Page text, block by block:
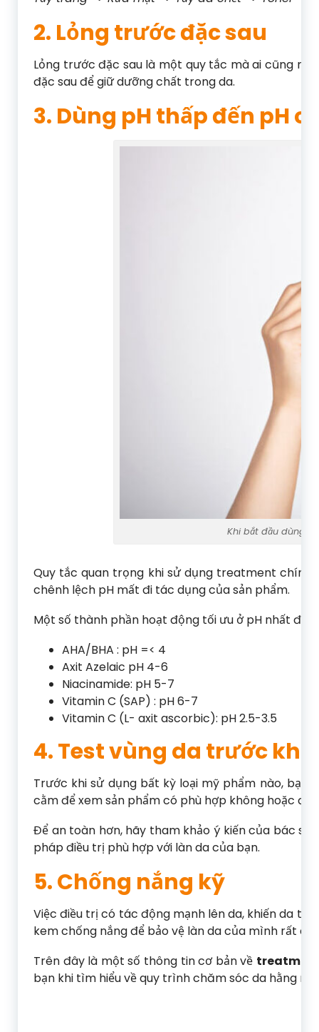
2. Lỏng trước đặc sau
Lỏng trước đặc sau là một quy tắc mà ai cũng
đặc sau để giữ dưỡng chất trong da.
3. Dùng pH thấp đến pH
Khi bắt đầu dùng
Quy tắc quan trọng khi sử dụng treatment chính
chênh lệch pH mất đi tác dụng của sản phẩm.
Một số thành phần hoạt động tối ưu ở pH nhất
AHA/BHA : pH =< 4
Axit Azelaic pH 4-6
Niacinamide: pH 5-7
Vitamin C (SAP) : pH 6-7
Vitamin C (L- axit ascorbic): pH 2.5-3.5
4. Test vùng da trước khi
Trước khi sử dụng bất kỳ loại mỹ phẩm nào,
cằm để xem sản phẩm có phù hợp không hoặc
Để an toàn hơn, hãy tham khảo ý kiến ​​của bác sĩ
pháp điều trị phù hợp với làn da của bạn.
5. Chống nắng kỹ
Việc điều trị có tác động mạnh lên da, khiến da
kem chống nắng để bảo vệ làn da của mình rất
Trên đây là một số thông tin cơ bản về
bạn khi tìm hiểu về quy trình chăm sóc da hằng